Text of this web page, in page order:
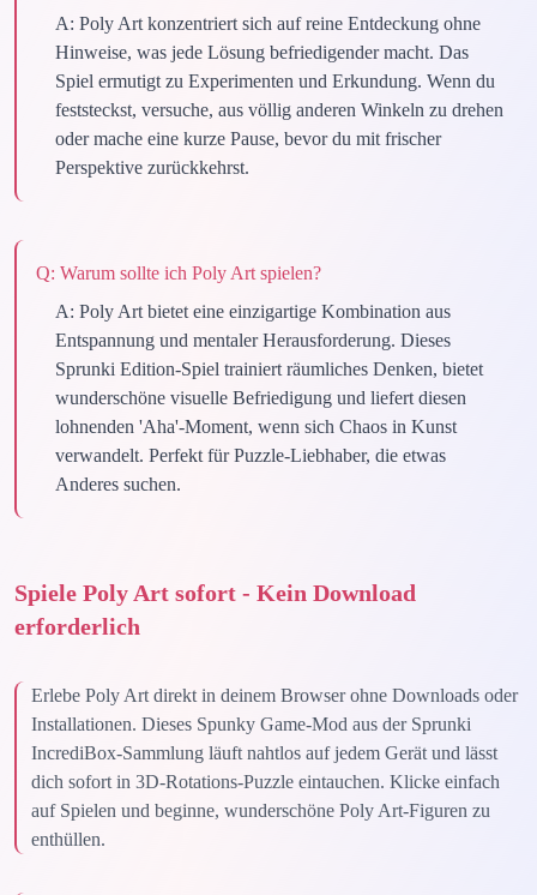
A: Poly Art konzentriert sich auf reine Entdeckung ohne
Hinweise, was jede Lösung befriedigender macht. Das
Spiel ermutigt zu Experimenten und Erkundung. Wenn du
feststeckst, versuche, aus völlig anderen Winkeln zu drehen
oder mache eine kurze Pause, bevor du mit frischer
Perspektive zurückkehrst.
Q: Warum sollte ich Poly Art spielen?
A: Poly Art bietet eine einzigartige Kombination aus
Entspannung und mentaler Herausforderung. Dieses
Sprunki Edition-Spiel trainiert räumliches Denken, bietet
wunderschöne visuelle Befriedigung und liefert diesen
lohnenden 'Aha'-Moment, wenn sich Chaos in Kunst
verwandelt. Perfekt für Puzzle-Liebhaber, die etwas
Anderes suchen.
Spiele Poly Art sofort - Kein Download
erforderlich
Erlebe Poly Art direkt in deinem Browser ohne Downloads oder
Installationen. Dieses Spunky Game-Mod aus der Sprunki
IncrediBox-Sammlung läuft nahtlos auf jedem Gerät und lässt
dich sofort in 3D-Rotations-Puzzle eintauchen. Klicke einfach
auf Spielen und beginne, wunderschöne Poly Art-Figuren zu
enthüllen.